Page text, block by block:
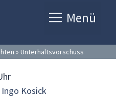
Menü
» Unterhaltsvorschuss
Ingo Kosick